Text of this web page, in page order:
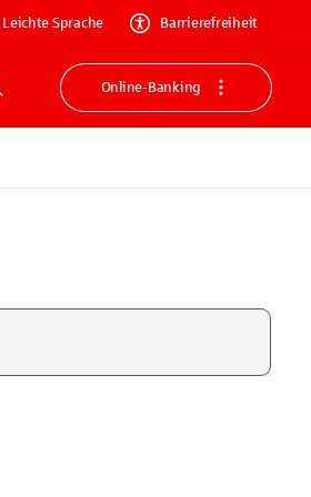
Leichte Sprache Barrierefreiheit
Suche
Online-Banking